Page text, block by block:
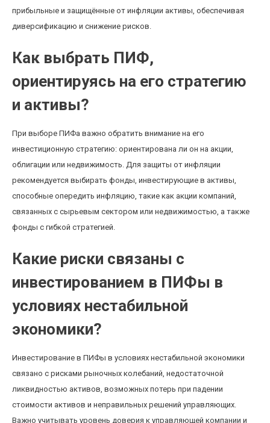
прибыльные и защищённые от инфляции активы, обеспечивая
диверсификацию и снижение рисков.
Как выбрать ПИФ,
ориентируясь на его стратегию
и активы?
При выборе ПИФа важно обратить внимание на его
инвестиционную стратегию: ориентирована ли он на акции,
облигации или недвижимость. Для защиты от инфляции
рекомендуется выбирать фонды, инвестирующие в активы,
способные опередить инфляцию, такие как акции компаний,
связанных с сырьевым сектором или недвижимостью, а также
фонды с гибкой стратегией.
Какие риски связаны с
инвестированием в ПИФы в
условиях нестабильной
экономики?
Инвестирование в ПИФы в условиях нестабильной экономики
связано с рисками рыночных колебаний, недостаточной
ликвидностью активов, возможных потерь при падении
стоимости активов и неправильных решений управляющих.
Важно учитывать уровень доверия к управляющей компании и